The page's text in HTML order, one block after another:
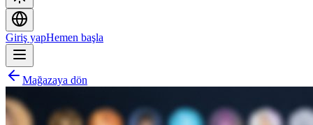
Giriş yapHemen başla
Mağazaya dön